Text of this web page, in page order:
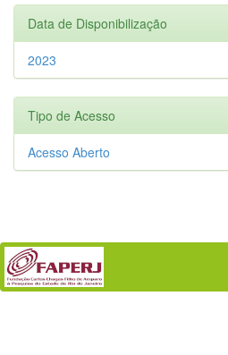
Data de Disponibilização
2023
Tipo de Acesso
Acesso Aberto